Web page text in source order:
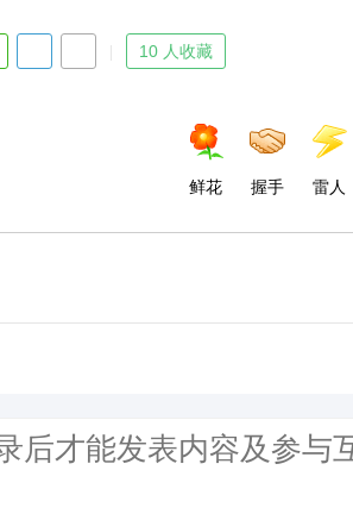
10 人收藏
鲜花 握手 雷人